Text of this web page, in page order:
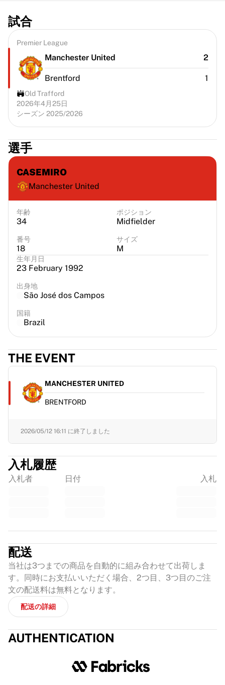
試合
Premier League
Manchester United 2
Brentford 1
Old Trafford
2026年4月25日
シーズン 2025/2026
選手
CASEMIRO
Manchester United
年齢
34
ポジション
Midfielder
番号
18
サイズ
M
生年月日
23 February 1992
出身地
São José dos Campos
国籍
Brazil
THE EVENT
MANCHESTER UNITED
BRENTFORD
2026/05/12 16:11 に終了しました
入札履歴
入札者 日付 入札
配送
当社は3つまでの商品を自動的に組み合わせて出荷しま
す。同時にお支払いいただく場合、2つ目、3つ目のご注
文の配送料は無料となります。
配送の詳細
AUTHENTICATION